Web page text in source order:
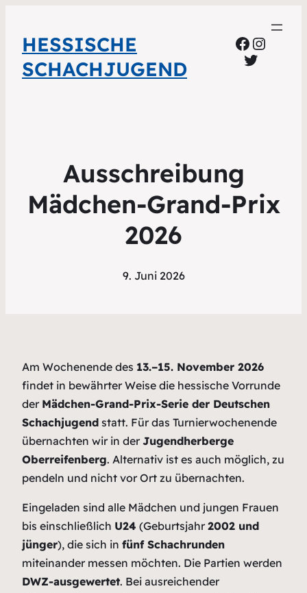
HESSISCHE
SCHACHJUGEND
Twitter
Ausschreibung
Mädchen-Grand-Prix
2026
9. Juni 2026
Am Wochenende des 13.–15. November 2026
findet in bewährter Weise die hessische Vorrunde
der Mädchen-Grand-Prix-Serie der Deutschen
Schachjugend statt. Für das Turnierwochenende
übernachten wir in der Jugendherberge
Oberreifenberg. Alternativ ist es auch möglich, zu
pendeln und nicht vor Ort zu übernachten.
Eingeladen sind alle Mädchen und jungen Frauen
bis einschließlich U24 (Geburtsjahr 2002 und
jünger), die sich in fünf Schachrunden
miteinander messen möchten. Die Partien werden
DWZ-ausgewertet. Bei ausreichender